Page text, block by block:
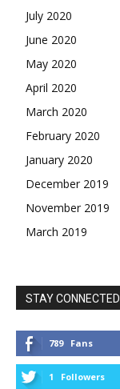
July 2020
June 2020
May 2020
April 2020
March 2020
February 2020
January 2020
December 2019
November 2019
March 2019
STAY CONNECTED
789 Fans
1 Followers